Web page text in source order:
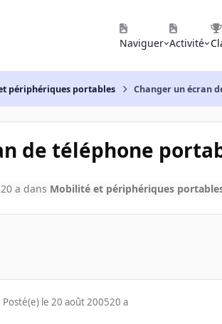
Naviguer Activité
périphériques portables Changer un écran
de téléphone
20 a dans Mobilité et périphériques
Posté(e) le 20 août 200520 a